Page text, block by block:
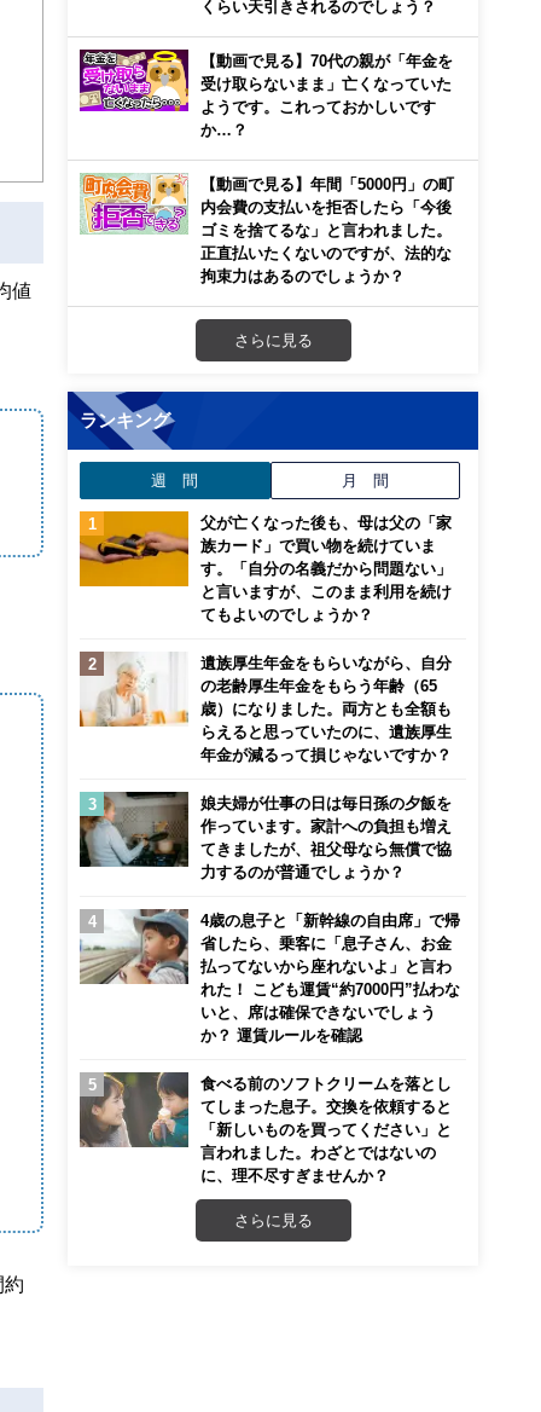
値
約
くらい天引きされるのでしょう？
【動画で見る】70代の親が「年金を
受け取らないまま」亡くなっていた
ようです。これっておかしいです
か…？
【動画で見る】年間「5000円」の町
内会費の支払いを拒否したら「今後
ゴミを捨てるな」と言われました。
正直払いたくないのですが、法的な
拘束力はあるのでしょうか？
さらに見る
ランキング
週 間 月 間
父が亡くなった後も、母は父の「家
族カード」で買い物を続けていま
す。「自分の名義だから問題ない」
と言いますが、このまま利用を続け
てもよいのでしょうか？
遺族厚生年金をもらいながら、自分
の老齢厚生年金をもらう年齢（65
歳）になりました。両方とも全額も
らえると思っていたのに、遺族厚生
年金が減るって損じゃないですか？
娘夫婦が仕事の日は毎日孫の夕飯を
作っています。家計への負担も増え
てきましたが、祖父母なら無償で協
力するのが普通でしょうか？
4歳の息子と「新幹線の自由席」で帰
省したら、乗客に「息子さん、お金
払ってないから座れないよ」と言わ
れた！ こども運賃“約7000円”払わな
いと、席は確保できないでしょう
か？ 運賃ルールを確認
食べる前のソフトクリームを落とし
てしまった息子。交換を依頼すると
「新しいものを買ってください」と
言われました。わざとではないの
に、理不尽すぎませんか？
さらに見る